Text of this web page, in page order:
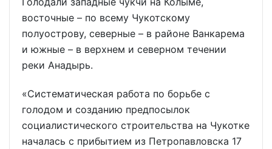
восточные – по всему Чукотскому
полуострову, северные – в районе Ванкарема
и южные – в верхнем и северном течении
реки Анадырь.
«Систематическая работа по борьбе с
голодом и созданию предпосылок
социалистического строительства на Чукотке
началась с прибытием из Петропавловска 17